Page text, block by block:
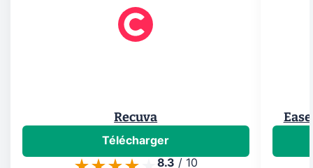
Recuva
Télécharger
8.3 / 10